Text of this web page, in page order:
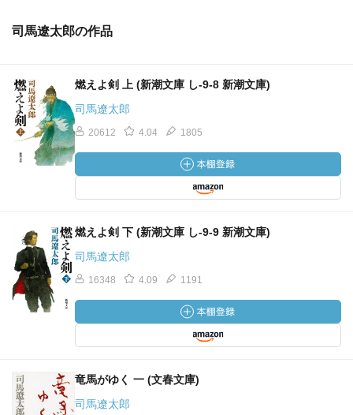
司馬遼太郎の作品
燃えよ剣 上 (新潮文庫 し-9-8 新潮文庫)
司馬遼太郎
20612 4.04 1805
燃えよ剣 下 (新潮文庫 し-9-9 新潮文庫)
司馬遼太郎
16348 4.09 1191
竜馬がゆく 一 (文春文庫)
司馬遼太郎